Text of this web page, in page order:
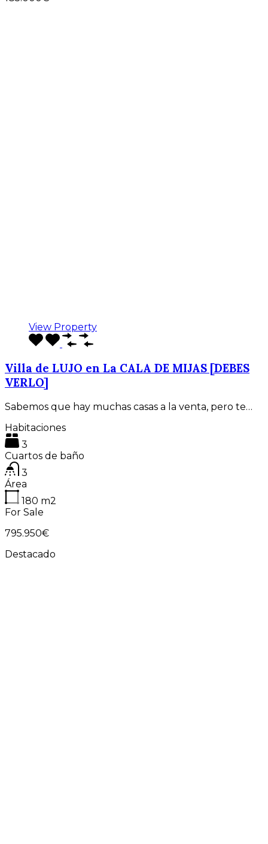
View Property
Villa de LUJO en La CALA DE MIJAS [DEBES
VERLO]
Sabemos que hay muchas casas a la venta, pero te…
Habitaciones
3
Cuartos de baño
3
Área
180 m2
For Sale
795.950€
Destacado